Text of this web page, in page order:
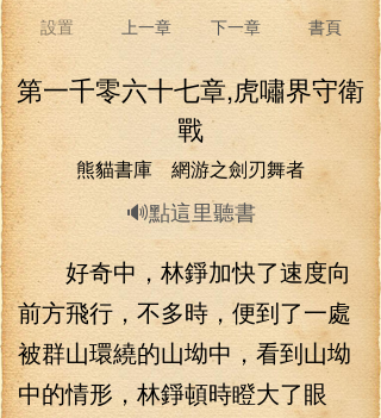
設置 上一章 下一章 書頁
第一千零六十七章,虎嘯界守衛
戰
熊貓書庫 網游之劍刃舞者
🔊點這里聽書
好奇中，林錚加快了速度向
前方飛行，不多時，便到了一處
被群山環繞的山坳中，看到山坳
中的情形，林錚頓時瞪大了眼